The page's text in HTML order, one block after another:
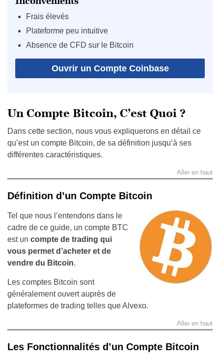
Frais élevés
Plateforme peu intuitive
Absence de CFD sur le Bitcoin
Ouvrir un Compte Coinbase
Un Compte Bitcoin, C’est Quoi ?
Dans cette section, nous vous expliquerons en détail ce
qu’est un compte Bitcoin, de sa définition jusqu’à ses
différentes caractéristiques.
Aller en haut
Définition d’un Compte Bitcoin
Tel que nous l’entendons dans le
cadre de ce guide, un compte BTC
est un compte de trading qui
vous permet d’acheter et de
vendre du Bitcoin.
Les comptes Bitcoin sont
généralement ouvert auprès de
plateformes de trading telles que Alvexo.
Aller en haut
Les Fonctionnalités d’un Compte Bitcoin